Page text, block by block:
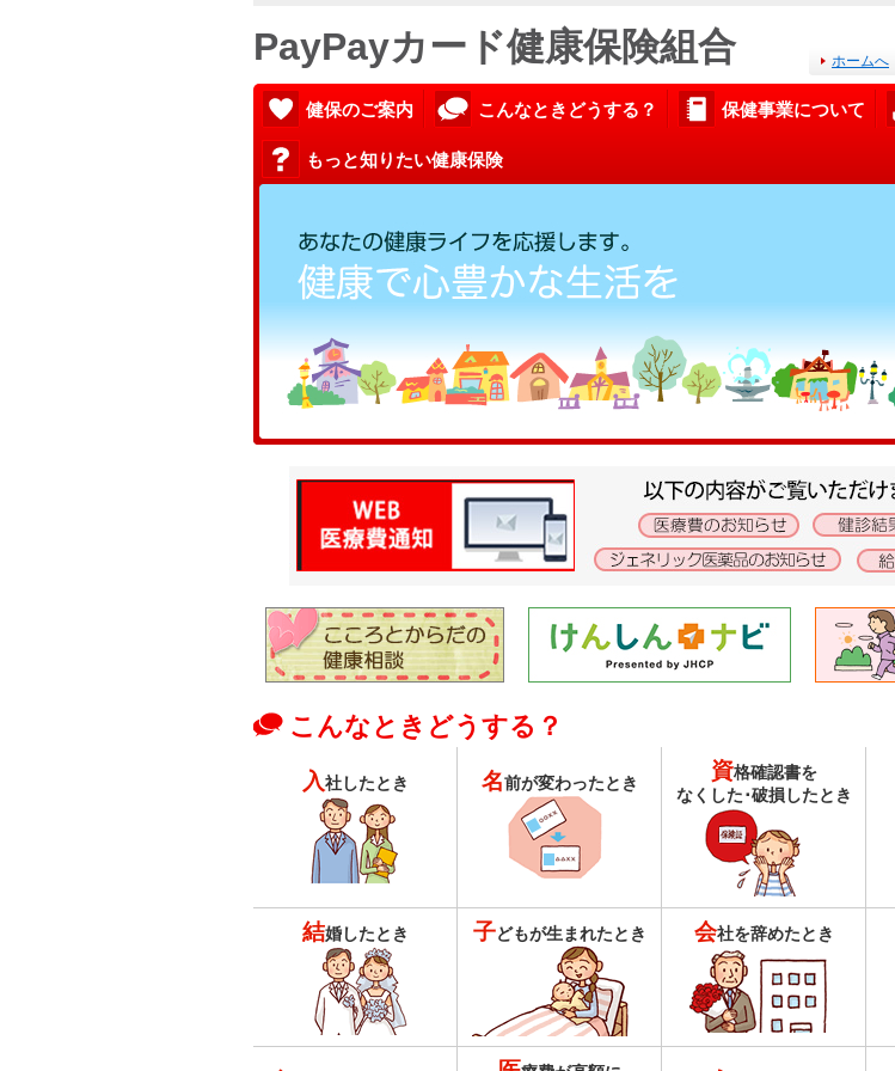
PayPayカード健康保険組合 ホームへ
健保のご案内 こんなときどうする？ 保健事業について
もっと知りたい健康保険
こんなときどうする？
入社したとき 名前が変わったとき 資格確認書を
なくした･破損したとき
結婚したとき 子どもが生まれたとき 会社を辞めたとき